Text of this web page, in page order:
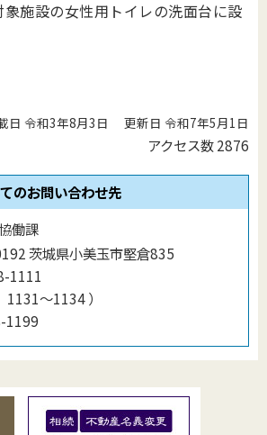
施設の女性用トイレの洗面台に設
日 令和3年8月3日 更新日 令和7年5月1日
アクセス数2876
のお問い合わせ先
働課
茨城県小美玉市堅倉835
1111
1131〜1134）
1199